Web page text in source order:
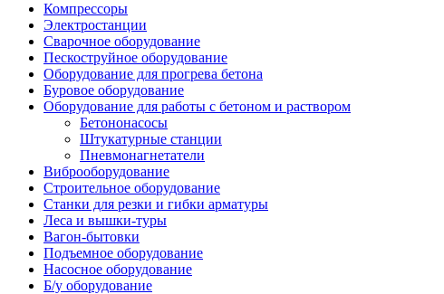
Компрессоры
Электростанции
Сварочное оборудование
Пескоструйное оборудование
Оборудование для прогрева бетона
Буровое оборудование
Оборудование для работы с бетоном и раствором
Бетононасосы
Штукатурные станции
Пневмонагнетатели
Виброоборудование
Строительное оборудование
Станки для резки и гибки арматуры
Леса и вышки-туры
Вагон-бытовки
Подъемное оборудование
Насосное оборудование
Б/у оборудование